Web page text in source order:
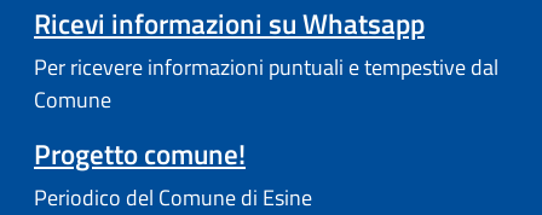
Ricevi informazioni su Whatsapp
Per ricevere informazioni puntuali e tempestive dal
Comune
Progetto comune!
Periodico del Comune di Esine